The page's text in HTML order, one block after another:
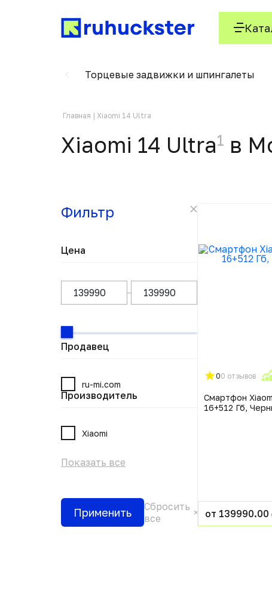
Торцевые задвижки и шпингалеты
Главная Xiaomi 14 Ultra
Xiaomi 14 Ultra1 в
Фильтр
Цена
Продавец
ru-mi.com
Производитель
Xiaomi
Показать все
Применить
Сбросить
все
00 отзывов
Смартфон
16+512 Гб,
от 139990.00